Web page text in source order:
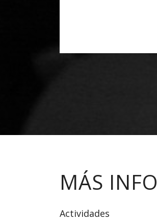
MÁS INFO
Actividades